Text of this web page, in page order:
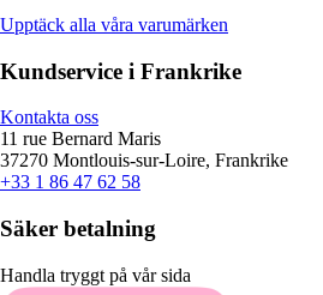
Upptäck alla våra varumärken
Kundservice i Frankrike
Kontakta oss
11 rue Bernard Maris
37270 Montlouis-sur-Loire, Frankrike
+33 1 86 47 62 58
Säker betalning
Handla tryggt på vår sida